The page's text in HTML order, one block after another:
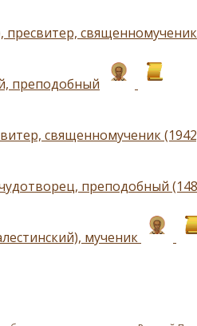
преподобный
священномученик
преподобный
мученик